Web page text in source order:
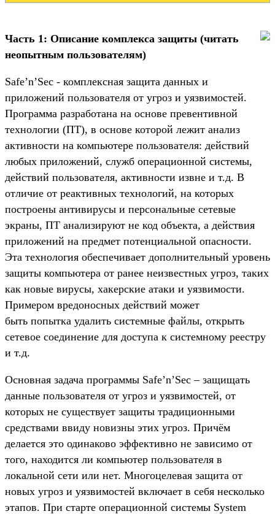
Часть 1: Описание комплекса защиты (читать
неопытным пользователям)
Safe’n’Sec - комплексная защита данных и
приложений пользователя от угроз и уязвимостей.
Программа разработана на основе превентивной
технологии (ПТ), в основе которой лежит анализ
активности на компьютере пользователя: действий
любых приложений, служб операционной системы,
действий пользователя, активности извне и т.д. В
отличие от реактивных технологий, на которых
построены антивирусы и персональные сетевые
экраны, ПТ анализируют не код объекта, а действия
приложений на предмет потенциальной опасности.
Эта технология обеспечивает дополнительный уровень
защиты компьютера от ранее неизвестных угроз, таких
как новые вирусы, хакерские атаки и уязвимости.
Примером вредоносных действий может
быть попытка удалить системные файлы, открыть
сетевое соединение для доступа к системному реестру
и т.д.
Основная задача программы Safe’n’Sec – защищать
данные пользователя от угроз и уязвимостей, от
которых не существует защиты традиционными
средствами ввиду новизны этих угроз. Причём
делается это одинаково эффективно не зависимо от
того, находится ли компьютер пользователя в
локальной сети или нет. Многоцелевая защита от
новых угроз и уязвимостей включает в себя несколько
этапов. При старте операционной системы System